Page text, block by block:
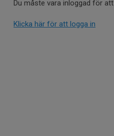
Du måste vara inloggad för
Klicka här för att logga in